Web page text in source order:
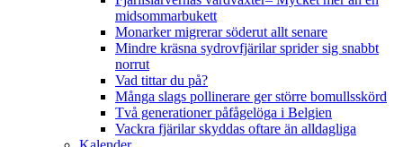
midsommarbukett
Monarker migrerar söderut allt senare
Mindre kräsna sydrovfjärilar sprider sig snabbt
norrut
Vad tittar du på?
Många slags pollinerare ger större bomullsskörd
Två generationer påfågelöga i Belgien
Vackra fjärilar skyddas oftare än alldagliga